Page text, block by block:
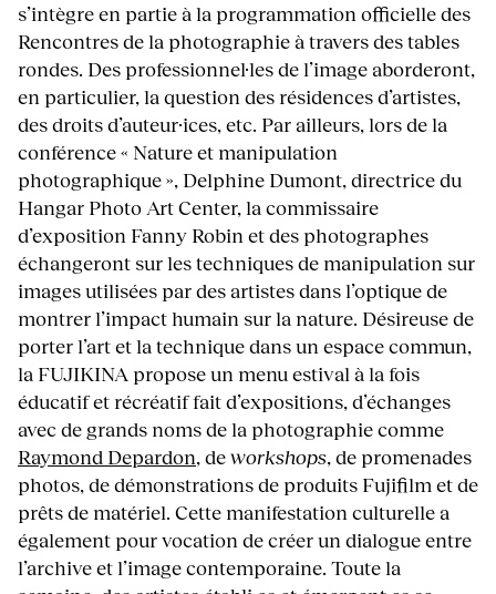
s’intègre en partie à la programmation officielle des
Rencontres de la photographie à travers des tables
rondes. Des professionnel·les de l’image aborderont,
en particulier, la question des résidences d’artistes,
des droits d’auteur·ices, etc. Par ailleurs, lors de la
conférence « Nature et manipulation
photographique », Delphine Dumont, directrice du
Hangar Photo Art Center, la commissaire
d’exposition Fanny Robin et des photographes
échangeront sur les techniques de manipulation sur
images utilisées par des artistes dans l’optique de
montrer l’impact humain sur la nature. Désireuse de
porter l’art et la technique dans un espace commun,
la FUJIKINA propose un menu estival à la fois
éducatif et récréatif fait d’expositions, d’échanges
avec de grands noms de la photographie comme
Raymond Depardon, deworkshops, de promenades
photos, de démonstrations de produits Fujifilm et de
prêts de matériel. Cette manifestation culturelle a
également pour vocation de créer un dialogue entre
l’archive et l’image contemporaine. Toute la